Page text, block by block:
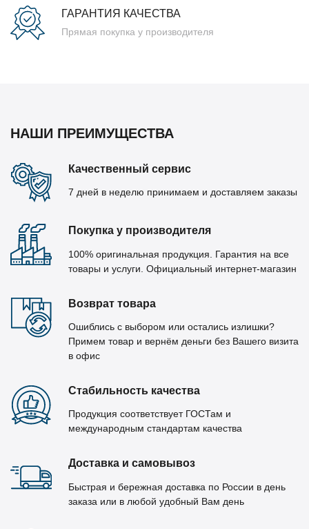
ГАРАНТИЯ КАЧЕСТВА
Прямая покупка у производителя
НАШИ ПРЕИМУЩЕСТВА
Качественный сервис
7 дней в неделю принимаем и доставляем заказы
Покупка у производителя
100% оригинальная продукция. Гарантия на все
товары и услуги. Официальный интернет-магазин
Возврат товара
Ошиблись с выбором или остались излишки?
Примем товар и вернём деньги без Вашего визита
в офис
Стабильность качества
Продукция соответствует ГОСТам и
международным стандартам качества
Доставка и самовывоз
Быстрая и бережная доставка по России в день
заказа или в любой удобный Вам день